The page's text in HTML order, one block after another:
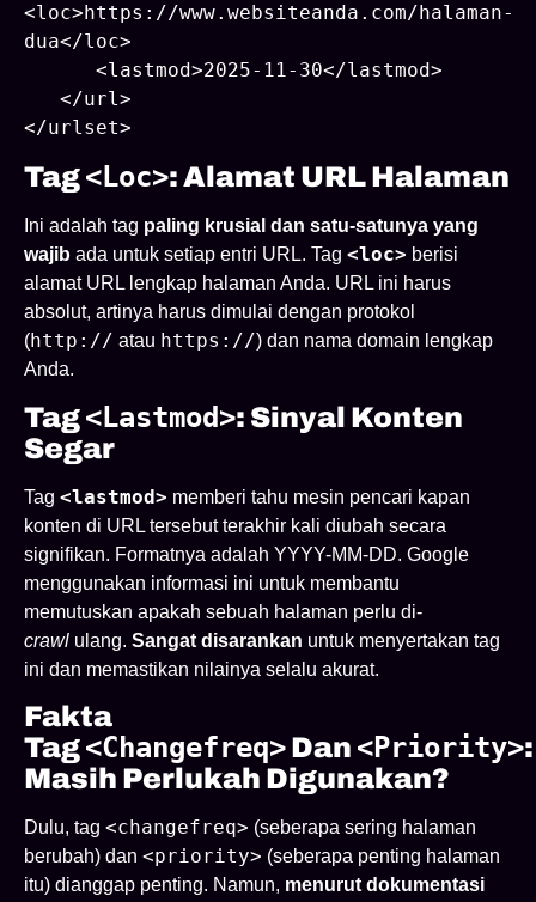
<loc>https://www.websiteanda.com/halaman-
dua</loc>
Tag<loc>: Alamat URL Halaman
Ini adalah tag paling krusial dan satu-satunya yang
wajib ada untuk setiap entri URL. Tag <loc> berisi
alamat URL lengkap halaman Anda. URL ini harus
absolut, artinya harus dimulai dengan protokol
(http:// atau https://) dan nama domain lengkap
Anda.
Tag<lastmod>: Sinyal Konten
Segar
Tag <lastmod> memberi tahu mesin pencari kapan
konten di URL tersebut terakhir kali diubah secara
signifikan. Formatnya adalah YYYY-MM-DD. Google
menggunakan informasi ini untuk membantu
memutuskan apakah sebuah halaman perlu di-
crawl ulang. Sangat disarankan untuk menyertakan tag
ini dan memastikan nilainya selalu akurat.
Fakta
Tag<changefreq>Dan <priority>:
Masih Perlukah Digunakan?
Dulu, tag <changefreq> (seberapa sering halaman
berubah) dan <priority> (seberapa penting halaman
itu) dianggap penting. Namun, menurut dokumentasi